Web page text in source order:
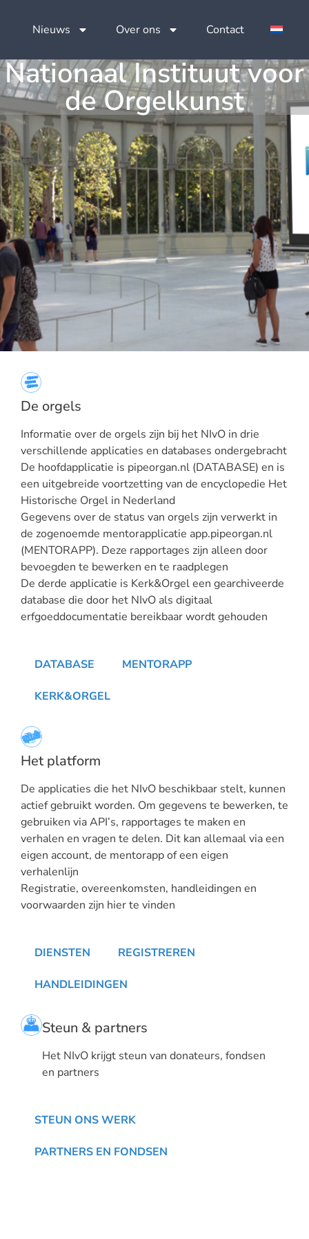
Nieuws Over ons Contact
Nationaal Instituut voor
de Orgelkunst
De orgels
Informatie over de orgels zijn bij het NIvO in drie
verschillende applicaties en databases ondergebracht
De hoofdapplicatie is pipeorgan.nl (DATABASE) en is
een uitgebreide voortzetting van de encyclopedie Het
Historische Orgel in Nederland
Gegevens over de status van orgels zijn verwerkt in
de zogenoemde mentorapplicatie app.pipeorgan.nl
(MENTORAPP). Deze rapportages zijn alleen door
bevoegden te bewerken en te raadplegen
De derde applicatie is Kerk&Orgel een gearchiveerde
database die door het NIvO als digitaal
erfgoeddocumentatie bereikbaar wordt gehouden
DATABASE MENTORAPP
KERK&ORGEL
Het platform
De applicaties die het NIvO beschikbaar stelt, kunnen
actief gebruikt worden. Om gegevens te bewerken, te
gebruiken via API’s, rapportages te maken en
verhalen en vragen te delen. Dit kan allemaal via een
eigen account, de mentorapp of een eigen
verhalenlijn
Registratie, overeenkomsten, handleidingen en
voorwaarden zijn hier te vinden
DIENSTEN REGISTREREN
HANDLEIDINGEN
Steun & partners
Het NIvO krijgt steun van donateurs, fondsen
en partners
STEUN ONS WERK
PARTNERS EN FONDSEN